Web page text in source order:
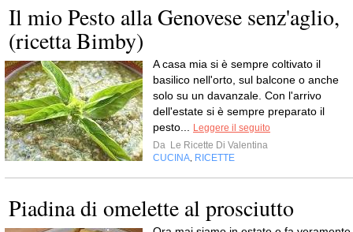
Il mio Pesto alla Genovese senz'aglio,
(ricetta Bimby)
A casa mia si è sempre coltivato il
basilico nell'orto, sul balcone o anche
solo su un davanzale. Con l'arrivo
dell'estate si è sempre preparato il
pesto...
Leggere il seguito
Da Le Ricette Di Valentina
CUCINA RICETTE
Piadina di omelette al prosciutto